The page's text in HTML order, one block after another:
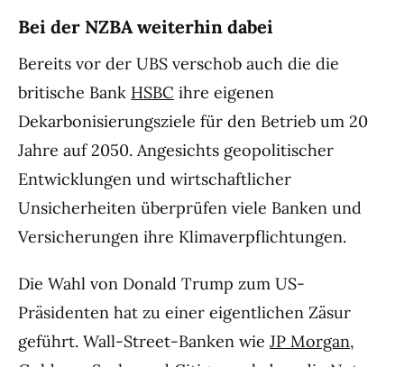
Bei der NZBA weiterhin dabei
Bereits vor der UBS verschob auch die die
britische Bank HSBC ihre eigenen
Dekarbonisierungsziele für den Betrieb um 20
Jahre auf 2050. Angesichts geopolitischer
Entwicklungen und wirtschaftlicher
Unsicherheiten überprüfen viele Banken und
Versicherungen ihre Klimaverpflichtungen.
Die Wahl von Donald Trump zum US-
Präsidenten hat zu einer eigentlichen Zäsur
geführt. Wall-Street-Banken wie JP Morgan,